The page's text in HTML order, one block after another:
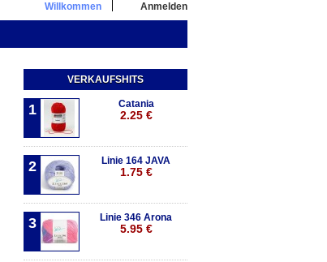
Willkommen Anmelden
VERKAUFSHITS
1 Catania
2.25 €
2 Linie 164 JAVA
1.75 €
3 Linie 346 Arona
5.95 €